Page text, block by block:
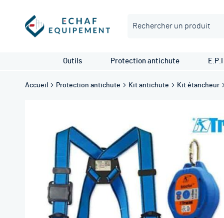
Outils Protection antichute E.P.I
Accueil Protection antichute Kit antichute Kit étancheur